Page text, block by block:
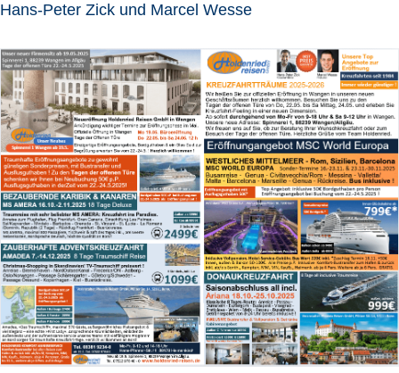
Hans-Peter Zick und Marcel Wesse